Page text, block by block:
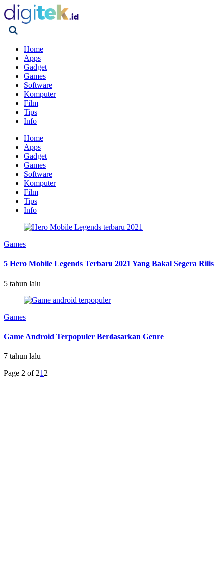
Home
Apps
Gadget
Games
Software
Komputer
Film
Tips
Info
Home
Apps
Gadget
Games
Software
Komputer
Film
Tips
Info
Games
5 Hero Mobile Legends Terbaru 2021 Yang Bakal Segera Rilis
5 tahun lalu
Games
Game Android Terpopuler Berdasarkan Genre
7 tahun lalu
Page 2 of 21 2